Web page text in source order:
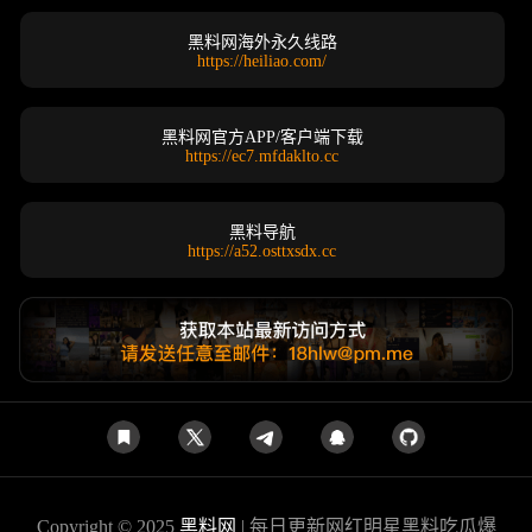
黑料网海外永久线路
https://heiliao.com/
黑料网官方APP/客户端下载
https://ec7.mfdaklto.cc
黑料导航
https://a52.osttxsdx.cc
Copyright © 2025 黑料网 | 每日更新网红明星黑料吃瓜爆